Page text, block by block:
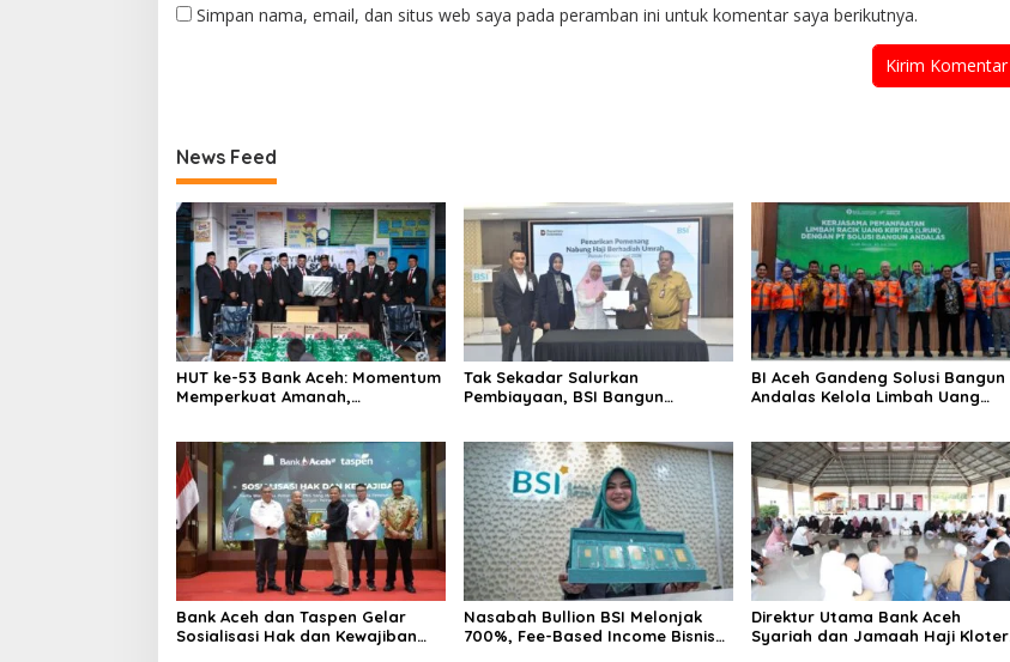
Simpan nama, email, dan situs web saya pada peramban ini untuk komentar saya berikutnya.
News Feed
HUT ke-53 Bank Aceh: Momentum
Memperkuat Amanah,
Tak Sekadar Salurkan
Pembiayaan, BSI Bangun
BI Aceh Gandeng Solusi Bangun
Andalas Kelola Limbah Uang
Bank Aceh dan Taspen Gelar
Sosialisasi Hak dan Kewajiban
Nasabah Bullion BSI Melonjak
700%, Fee-Based Income Bisnis
Direktur Utama Bank Aceh
Syariah dan Jamaah Haji Kloter